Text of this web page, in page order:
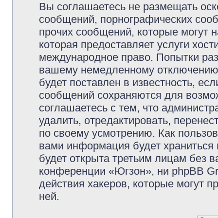
Вы соглашаетесь не размещать
сообщений, порнографических
прочих сообщений, которые могут
которая предоставляет услуги
международное право. Попытки
вашему немедленному
будет поставлен в известность,
сообщений сохраняются для
соглашаетесь с тем, что
удалить, отредактировать,
по своему усмотрению. Как
вами информация будет
будет открыта третьим лицам без
конференции «Югзон», ни phpBB
действия хакеров, которые могут
ней.